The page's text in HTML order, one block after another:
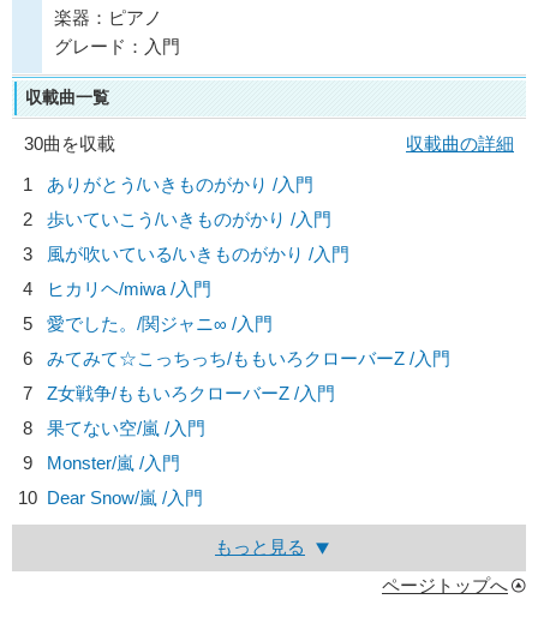
楽器：ピアノ
グレード：入門
収載曲一覧
30曲を収載
収載曲の詳細
1
ありがとう/いきものがかり /入門
2
歩いていこう/いきものがかり /入門
3
風が吹いている/いきものがかり /入門
4
ヒカリヘ/miwa /入門
5
愛でした。/関ジャニ∞ /入門
6
みてみて☆こっちっち/ももいろクローバーZ /入門
7
Z女戦争/ももいろクローバーZ /入門
8
果てない空/嵐 /入門
9
Monster/嵐 /入門
10 Dear Snow/嵐 /入門
もっと見る
ページトップへ